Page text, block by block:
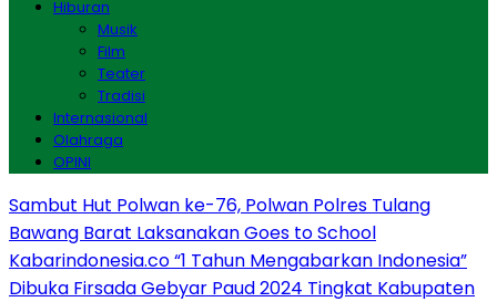
Hiburan
Musik
Film
Teater
Tradisi
Internasional
Olahraga
OPINI
Sambut Hut Polwan ke-76, Polwan Polres Tulang
Bawang Barat Laksanakan Goes to School
Kabarindonesia.co “1 Tahun Mengabarkan Indonesia”
Dibuka Firsada Gebyar Paud 2024 Tingkat Kabupaten